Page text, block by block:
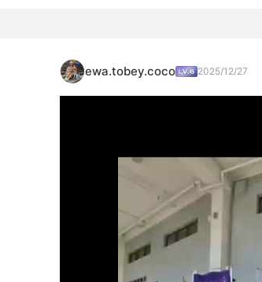
ewa.tobey.coco 2025/12/27